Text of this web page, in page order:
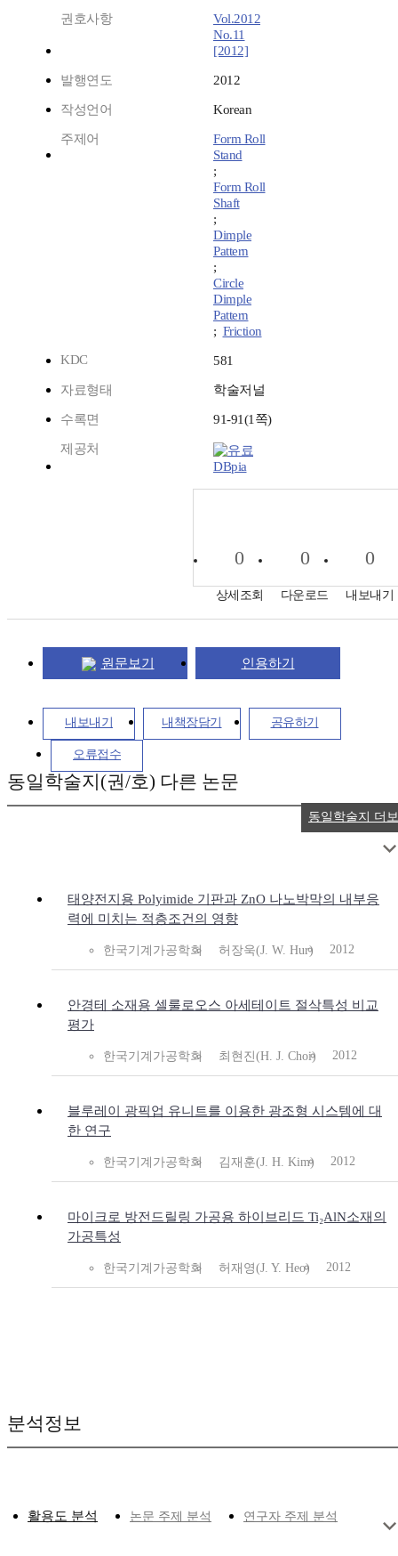
권호사항
Vol.2012
No.11
[2012]
발행연도 2012
작성언어 Korean
주제어
Form Roll
Stand
;
Form Roll
Shaft
;
Dimple
Pattern
;
Circle
Dimple
Pattern
; Friction
KDC
581
자료형태 학술저널
수록면 91-91(1쪽)
제공처
DBpia
0
상세조회
0
다운로드
0
내보내기
원문보기 인용하기
내보내기 내책장담기 공유하기
오류접수
동일학술지(권/호) 다른 논문
태양전지용 Polyimide 기판과 ZnO 나노박막의 내부응
력에 미치는 적층조건의 영향
한국기계가공학회 허장욱(J. W. Hur) 2012
안경테 소재용 셀룰로오스 아세테이트 절삭특성 비교
평가
한국기계가공학회 최현진(H. J. Choi) 2012
블루레이 광픽업 유니트를 이용한 광조형 시스템에 대
한 연구
한국기계가공학회 김재훈(J. H. Kim) 2012
마이크로 방전드릴링 가공용 하이브리드 Ti₂AlN소재의
가공특성
한국기계가공학회 허재영(J. Y. Heo) 2012
동일학술지 더
분석정보
활용도 분석 논문 주제 분석 연구자 주제 분석